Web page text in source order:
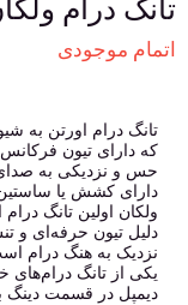
تانگ درام
اتمام موجودی
تانگ درام اورتن به
که دارای تیون
حس و نزدیکی به صدای
دارای کشش یا ساستین
ولکان اولین تانگ
دلیل تیون حرفه‌ای و
نزدیک به هنگ درام
یکی از تانگ درام‌های
دیمپل در قسمت دینگ